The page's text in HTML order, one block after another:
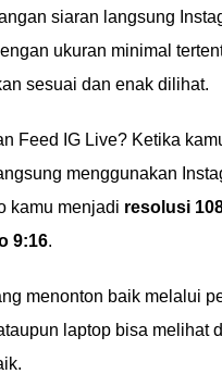
siaran langsung
ukuran minimal
sesuai dan enak dilihat.
Feed IG Live? Ketika
menggunakan
kamu menjadi resolusi
9:16.
menonton baik melalui
laptop bisa melihat